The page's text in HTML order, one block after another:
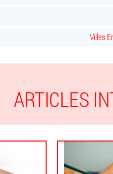
Villes
ARTICLES